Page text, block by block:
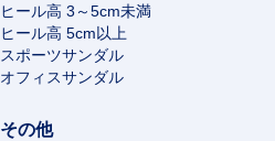
ヒール高 3～5cm未満
ヒール高 5cm以上
スポーツサンダル
オフィスサンダル
その他